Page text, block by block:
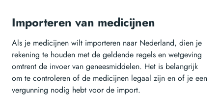
Importeren van medicijnen
Als je medicijnen wilt importeren naar Nederland, dien je
rekening te houden met de geldende regels en wetgeving
omtrent de invoer van geneesmiddelen. Het is belangrijk
om te controleren of de medicijnen legaal zijn en of je een
vergunning nodig hebt voor de import.